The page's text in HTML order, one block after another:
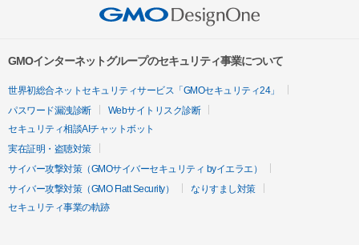
GMOインターネットグループのセキュリティ事業について
世界初総合ネットセキュリティサービス「GMOセキュリティ24」
パスワード漏洩診断
Webサイトリスク診断
セキュリティ相談AIチャットボット
実在証明・盗聴対策
サイバー攻撃対策（GMOサイバーセキュリティ byイエラエ）
サイバー攻撃対策（GMO Flatt Security）
なりすまし対策
セキュリティ事業の軌跡